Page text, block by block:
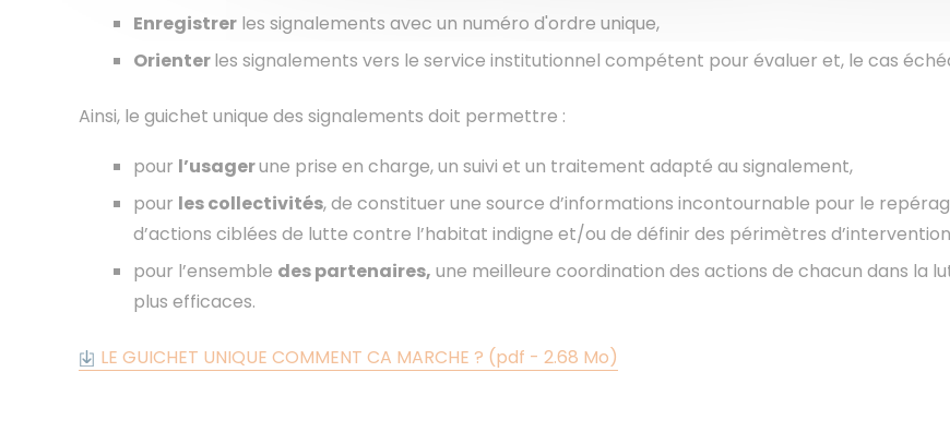
Enregistrer les signalements avec un numéro d'ordre unique,
Orienterles signalements vers le service institutionnel compétent pour évaluer et, le cas
Ainsi, le guichet unique des signalements doit permettre :
pour l’usagerune prise en charge, un suivi et un traitement adapté au signalement,
pour les collectivités, de constituer une source d’informations incontournable pour le
d’actions ciblées de lutte contre l’habitat indigne et/ou de définir des périmètres
pour l’ensemble des partenaires, une meilleure coordination des actions de chacun dans la
plus efficaces.
LE GUICHET UNIQUE COMMENT CA MARCHE ? (pdf - 2.68 Mo)